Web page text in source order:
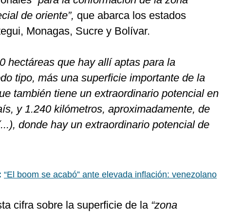
de oriente”, que abarca los estados
Monagas, Sucre y Bolívar.
hectáreas que hay allí aptas para la
tipo, más una superficie importante de la
también tiene un extraordinario potencial en
y 1.240 kilómetros, aproximadamente, de
donde hay un extraordinario potencial de
“El boom se acabó” ante elevada inflación: venezolano
cifra sobre la superficie de la“zona